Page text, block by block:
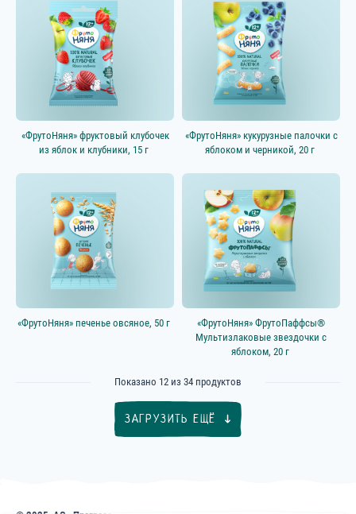
«ФрутоНяня» фруктовый клубочек
из яблок и клубники, 15 г
«ФрутоНяня» кукурузные палочки с
яблоком и черникой, 20 г
«ФрутоНяня» печенье овсяное, 50 г
«ФрутоНяня» ФрутоПаффсы®
Мультизлаковые звездочки с
яблоком, 20 г
Показано 12 из 34 продуктов
ЗАГРУЗИТЬ ЕЩЁ